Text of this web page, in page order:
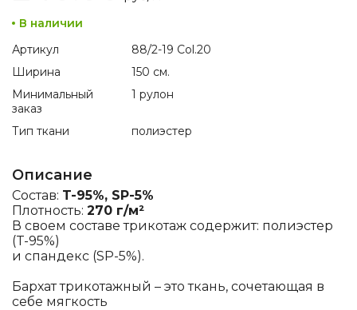
В наличии
Артикул
88/2-19 Col.20
Ширина
150 см.
Минимальный
заказ
1 рулон
Тип ткани полиэстер
Описание
Состав: T-95%, SP-5%
Плотность: 270 г/м²
В своем составе трикотаж содержит: полиэстер
(T-95%)
и спандекс (SP-5%).
Бархат трикотажный – это ткань, сочетающая в
себе мягкость